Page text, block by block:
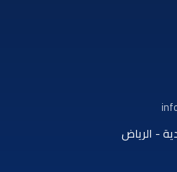
- الرياض